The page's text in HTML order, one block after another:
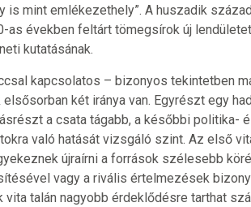
is mint emlékezethely”. A huszadik
as években feltárt tömegsírok új
kutatásának.
kapcsolatos – bizonyos tekintetben
elsősorban két iránya van. Egyrészt egy
a csata tágabb, a későbbi politika-
való hatását vizsgáló szint. Az első
újraírni a források szélesebb
vagy a rivális értelmezések
vita talán nagyobb érdeklődésre tarthat